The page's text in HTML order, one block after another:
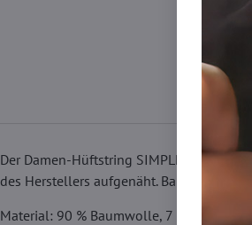
Der Damen-Hüftstring SIMPLE aus der
des Herstellers aufgenäht.
Material: 90 % Baumwolle, 7 % Elasthan,